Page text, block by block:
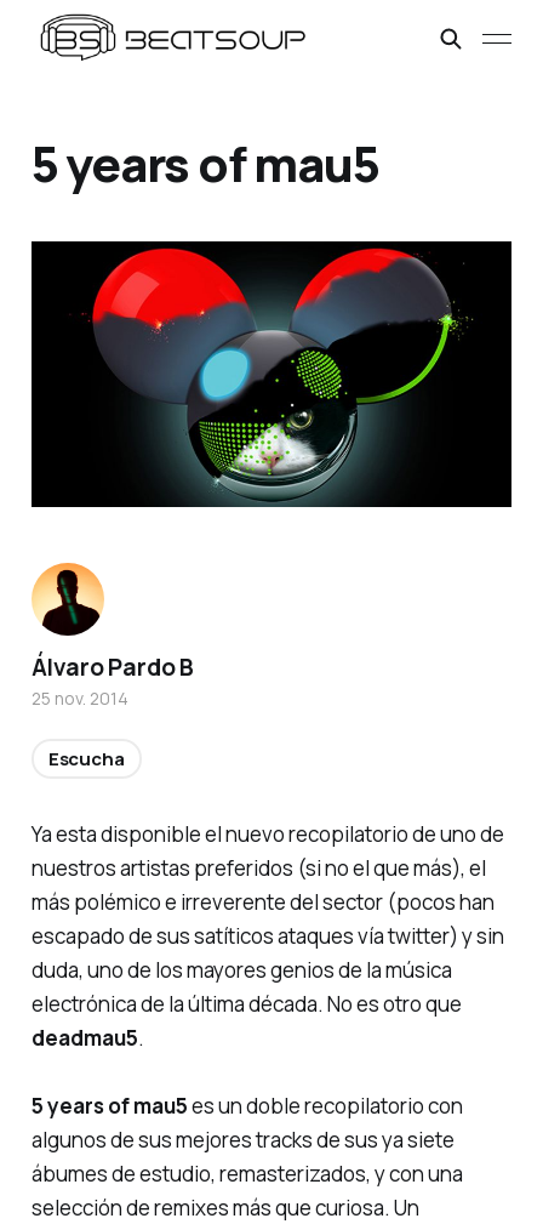
5 years of mau5
Ya esta disponible el nuevo recopilatorio de uno de
nuestros artistas preferidos (si no el que más), el
más polémico e irreverente del sector (pocos han
escapado de sus satíticos ataques vía twitter) y sin
duda, uno de los mayores genios de la música
electrónica de la última década. No es otro que
deadmau5.
5 years of mau5es un doble recopilatorio con
algunos de sus mejores tracks de sus ya siete
ábumes de estudio, remasterizados, y con una
selección de remixes más que curiosa. Un
Álvaro Pardo B
25 nov. 2014
Escucha